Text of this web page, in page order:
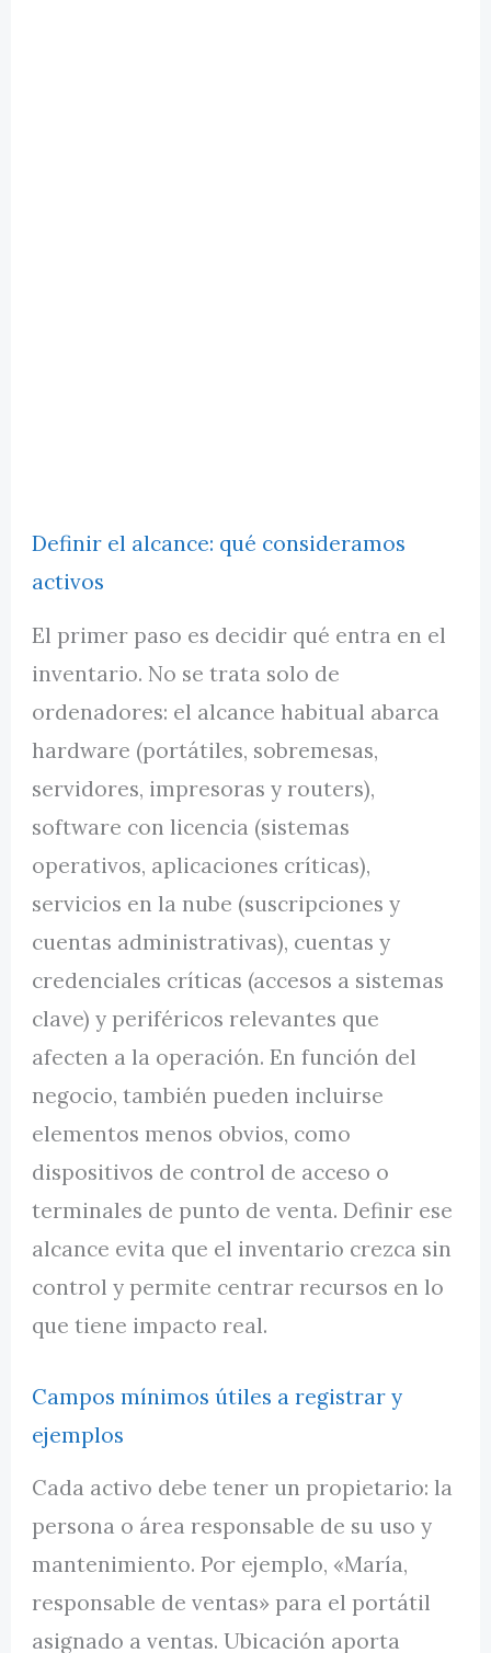
Definir el alcance: qué consideramos
activos
El primer paso es decidir qué entra en el
inventario. No se trata solo de
ordenadores: el alcance habitual abarca
hardware (portátiles, sobremesas,
servidores, impresoras y routers),
software con licencia (sistemas
operativos, aplicaciones críticas),
servicios en la nube (suscripciones y
cuentas administrativas), cuentas y
credenciales críticas (accesos a sistemas
clave) y periféricos relevantes que
afecten a la operación. En función del
negocio, también pueden incluirse
elementos menos obvios, como
dispositivos de control de acceso o
terminales de punto de venta. Definir ese
alcance evita que el inventario crezca sin
control y permite centrar recursos en lo
que tiene impacto real.
Campos mínimos útiles a registrar y
ejemplos
Cada activo debe tener un propietario: la
persona o área responsable de su uso y
mantenimiento. Por ejemplo, «María,
responsable de ventas» para el portátil
asignado a ventas. Ubicación aporta